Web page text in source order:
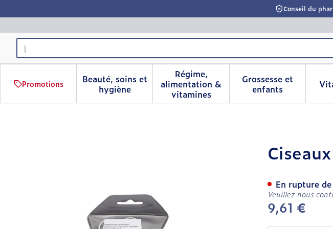
Conseil du
Rechercher
Promotions
Beauté, soins et
hygièneAfficher le sous-menu pour la catégorie Beauté, soins
Régime,
alimentation &
vitaminesAfficher le sous-menu pour la
Grossesse et
enfantsAfficher le
9,61 €
En rupture
Veuillez nous